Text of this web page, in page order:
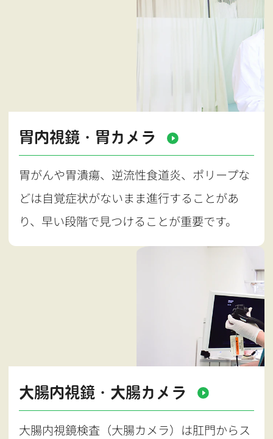
胃内視鏡・胃カメラ
胃がんや胃潰瘍、逆流性食道炎、ポリープな
どは自覚症状がないまま進行することがあ
り、早い段階で見つけることが重要です。
大腸内視鏡・大腸カメラ
大腸内視鏡検査（大腸カメラ）は肛門からス